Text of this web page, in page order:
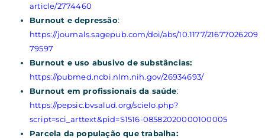
article/2774460
Burnout e depressão:
https://journals.sagepub.com/doi/abs/10.1177/21677026209
79597
Burnout e uso abusivo de substâncias:
https://pubmed.ncbi.nlm.nih.gov/26934693/
Burnout em profissionais da saúde:
https://pepsic.bvsalud.org/scielo.php?
script=sci_arttext&pid=S1516-08582020000100005
Parcela da população que trabalha: